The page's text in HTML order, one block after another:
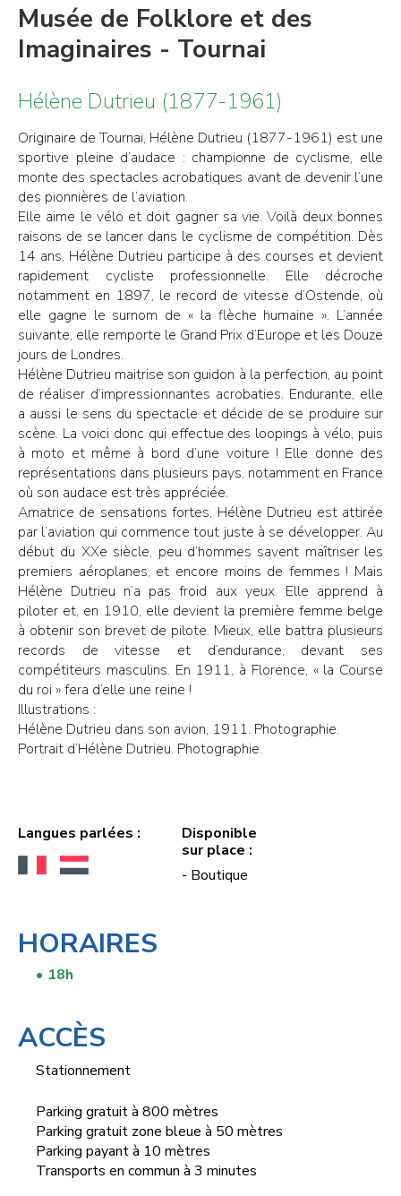
Musée de Folklore et des
Imaginaires - Tournai
Hélène Dutrieu (1877-1961)
Originaire de Tournai, Hélène Dutrieu (1877-1961) est une
sportive pleine d’audace : championne de cyclisme, elle
monte des spectacles acrobatiques avant de devenir l’une
des pionnières de l’aviation.
Elle aime le vélo et doit gagner sa vie. Voilà deux bonnes
raisons de se lancer dans le cyclisme de compétition. Dès
14 ans, Hélène Dutrieu participe à des courses et devient
rapidement cycliste professionnelle. Elle décroche
notamment en 1897, le record de vitesse d’Ostende, où
elle gagne le surnom de « la flèche humaine ». L’année
suivante, elle remporte le Grand Prix d’Europe et les Douze
jours de Londres.
Hélène Dutrieu maitrise son guidon à la perfection, au point
de réaliser d’impressionnantes acrobaties. Endurante, elle
a aussi le sens du spectacle et décide de se produire sur
scène. La voici donc qui effectue des loopings à vélo, puis
à moto et même à bord d’une voiture ! Elle donne des
représentations dans plusieurs pays, notamment en France
où son audace est très appréciée.
Amatrice de sensations fortes, Hélène Dutrieu est attirée
par l’aviation qui commence tout juste à se développer. Au
début du XXe siècle, peu d’hommes savent maîtriser les
premiers aéroplanes, et encore moins de femmes ! Mais
Hélène Dutrieu n’a pas froid aux yeux. Elle apprend à
piloter et, en 1910, elle devient la première femme belge
à obtenir son brevet de pilote. Mieux, elle battra plusieurs
records de vitesse et d’endurance, devant ses
compétiteurs masculins. En 1911, à Florence, « la Course
du roi » fera d’elle une reine !
Illustrations :
Hélène Dutrieu dans son avion, 1911. Photographie.
Portrait d’Hélène Dutrieu. Photographie.
Langues parlées :
Disponible
sur place :
- Boutique
HORAIRES
18h
ACCÈS
Stationnement
Parking gratuit à 800 mètres
Parking gratuit zone bleue à 50 mètres
Parking payant à 10 mètres
Transports en commun à 3 minutes